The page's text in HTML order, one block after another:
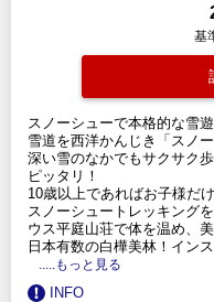
基
スノーシューで本格的な雪遊
雪道を西洋かんじき「スノ
深い雪のなかでもサクサク
ピッタリ！
10歳以上であればお子様だ
スノーシュートレッキング
ウス平庭山荘で体を温め、
日本有数の白樺美林！イン
.....もっと見る
INFO